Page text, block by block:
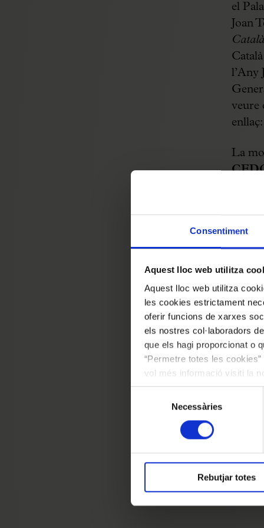
Consentiment
Aquest lloc web utilitza
Aquest lloc web utilitza
les cookies estrictament
oferir funcions de xarxes
els nostres col·laboradors
que els hagi proporcionat o
“Permetre totes les
vol més informació visiti la
les cookies en qualsevol
consentiment
Necessàries
Rebutjar totes
el
Joan
Català
l’Any
veure
enllaç:
La
Joan
Coral
ser
Amb
des